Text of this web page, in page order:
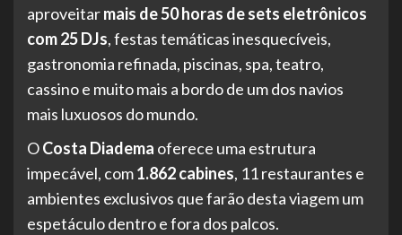
aproveitarmais de 50 horas de sets eletrônicos
com 25 DJs, festas temáticas inesquecíveis,
gastronomia refinada, piscinas, spa, teatro,
cassino e muito mais a bordo de um dos navios
mais luxuosos do mundo.
OCosta Diadema oferece uma estrutura
impecável, com1.862 cabines, 11 restaurantes e
ambientes exclusivos que farão desta viagem um
espetáculo dentro e fora dos palcos.